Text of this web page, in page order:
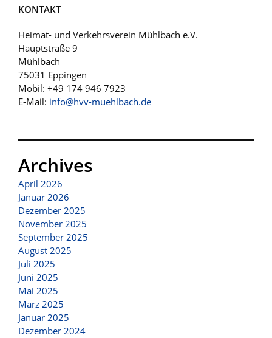
KONTAKT
Heimat- und Verkehrsverein Mühlbach e.V.
Hauptstraße 9
Mühlbach
75031 Eppingen
Mobil: +49 174 946 7923
E-Mail: info@hvv-muehlbach.de
Archives
April 2026
Januar 2026
Dezember 2025
November 2025
September 2025
August 2025
Juli 2025
Juni 2025
Mai 2025
März 2025
Januar 2025
Dezember 2024